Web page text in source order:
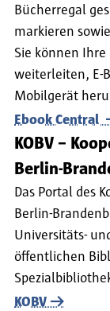
Bücherregal
markieren
Sie können Ihre
weiterleiten, E-
Mobilgerät
Ebook Central
KOBV –
Berlin-
Das Portal des
Berlin-
Universitäts-
öffentlichen
KOBV